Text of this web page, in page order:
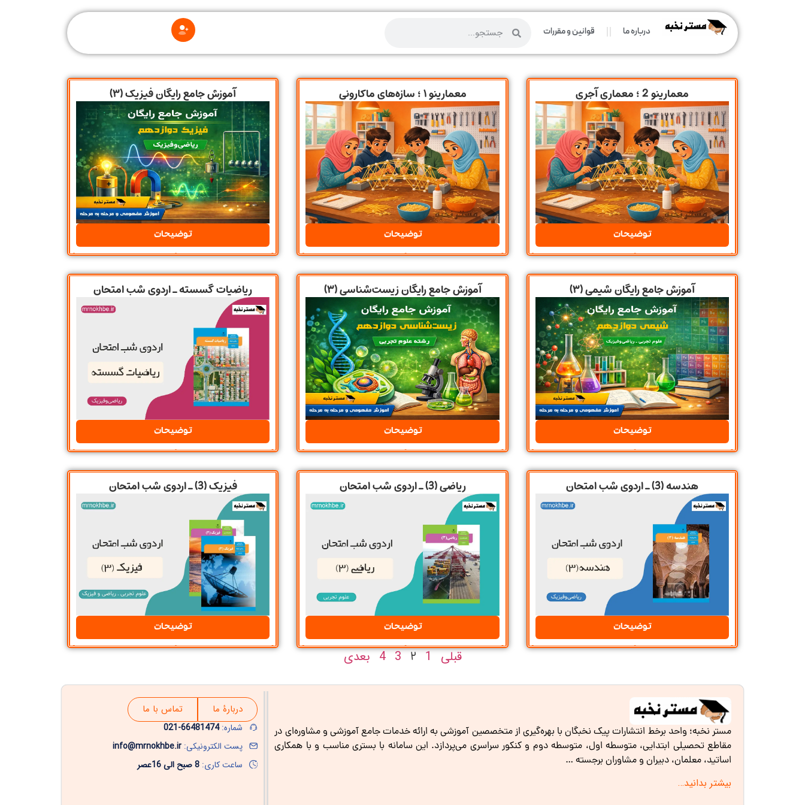
درباره ما قوانین و مقررات
معمارینو 2 ؛ معماری آجری
توضیحات
معمارینو ۱ ؛ سازه‌های ماکارونی
توضیحات
آموزش جامع رایگان فیزیک (۳)
توضیحات
آموزش جامع رایگان شیمی (۳)
توضیحات
آموزش جامع رایگان زیست‌شناسی (۳)
توضیحات
ریاضیات گسسته ـ اردوی شب امتحان
توضیحات
هندسه (3) ـ اردوی شب امتحان
توضیحات
ریاضی (3) ـ اردوی شب امتحان
توضیحات
فیزیک (3) ـ اردوی شب امتحان
توضیحات
قبلی 1
2
3
4 بعدی
مستر نخبه؛ واحد برخط انتشارات پیک نخبگان با بهره‌گیری از متخصصین آموزشی به ارائه خدمات جامع آموزشی و مشاوره‌ای در
مقاطع تحصیلی ابتدایی، متوسطه اول، متوسطه دوم و کنکور سراسری می‌پردازد. این سامانه با بستری مناسب و با همکاری
اساتید، معلمان، دبیران و مشاوران برجسته …
بیشتر بدانید…
دربارۀ ما تماس با ما
شماره:66481474-021
پست الکترونیکی:info@mrnokhbe.ir
ساعت کاری:8 صبح الی 16عصر